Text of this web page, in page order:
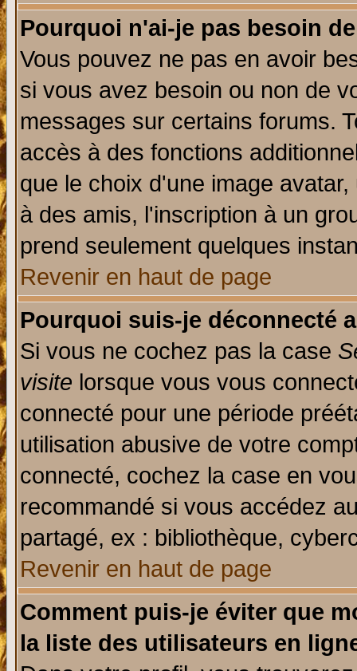
Pourquoi n'ai-je pas besoin
Vous pouvez ne pas en avoir
si vous avez besoin ou non de
messages sur certains forums.
accès à des fonctions
que le choix d'une image
à des amis, l'inscription à un
prend seulement quelques
Revenir en haut de page
Pourquoi suis-je déconnecté
Si vous ne cochez pas la case
visite lorsque vous vous
connecté pour une période
utilisation abusive de votre
connecté, cochez la case en
recommandé si vous accédez
partagé, ex : bibliothèque,
Revenir en haut de page
Comment puis-je éviter que
la liste des utilisateurs en